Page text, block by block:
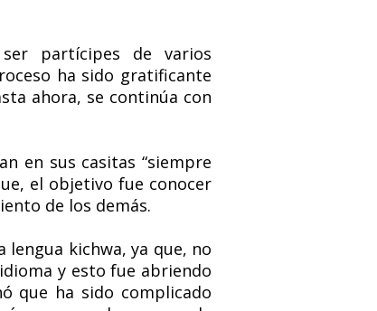
partícipes de varios
ha sido gratificante
ahora, se continúa con
en sus casitas “siempre
el objetivo fue conocer
de los demás.
kichwa, ya que, no
y esto fue abriendo
que ha sido complicado